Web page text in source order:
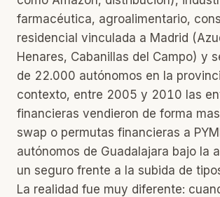
farmacéutica, agroalimentario,
residencial vinculada a Madrid
Henares, Cabanillas del Campo) y
de 22.000 autónomos en la
contexto, entre 2005 y 2010 las
financieras vendieron de forma
swap o permutas financieras a
autónomos de Guadalajara bajo la
un seguro frente a la subida de
La realidad fue muy diferente: